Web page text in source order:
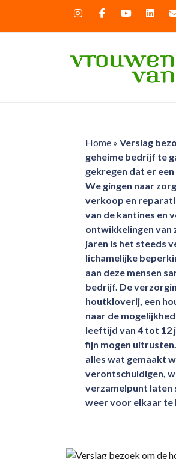
Home» Verslag
geheime bedrijf te
gekregen dat er
We gingen naar
verkoop en
van de kantines en
ontwikkelingen van
jaren is het steeds
lichamelijke
aan deze mensen
bedrijf. De
houtkloverij, een
naar de
leeftijd van 4 tot 12
fijn mogen
alles wat gemaakt
verontschuldigen,
verzamelpunt laten
weer voor elkaar te